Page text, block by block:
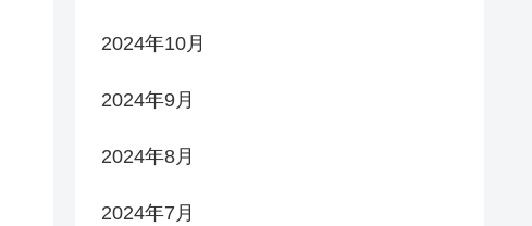
2024年10月
2024年9月
2024年8月
2024年7月